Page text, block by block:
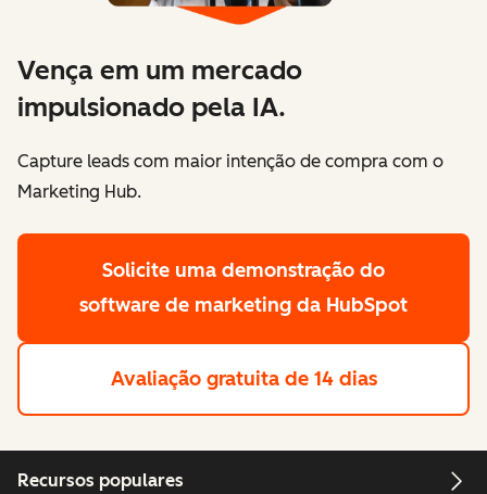
Vença em um mercado
impulsionado pela IA.
Capture leads com maior intenção de compra com o
Marketing Hub.
Solicite uma demonstração do
software de marketing da HubSpot
Avaliação gratuita de 14 dias
Recursos populares